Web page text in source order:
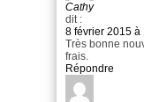
Cathy
dit :
8 février 2015 à
Très bonne
frais.
Répondre